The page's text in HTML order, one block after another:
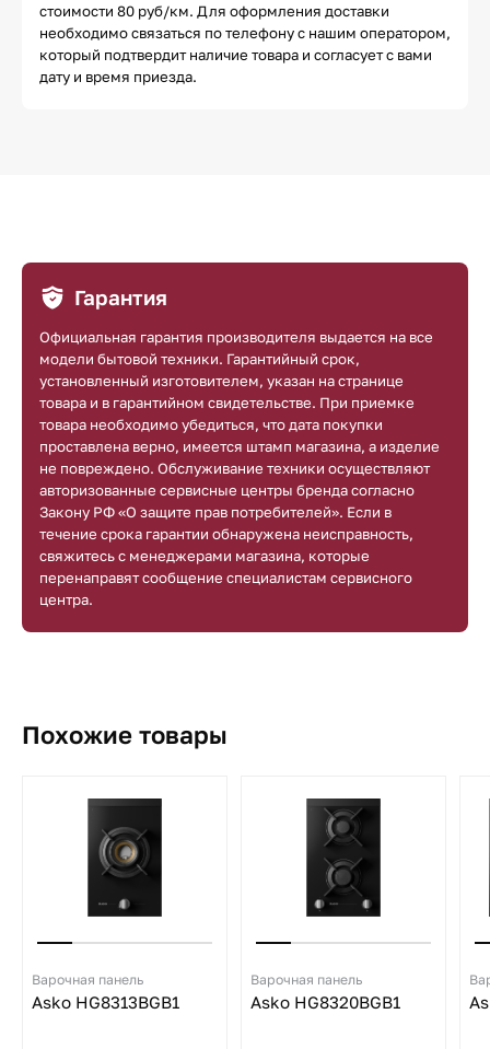
стоимости 80 руб/км. Для оформления доставки
необходимо связаться по телефону с нашим оператором,
который подтвердит наличие товара и согласует с вами
дату и время приезда.
Гарантия
Официальная гарантия производителя выдается на все
модели бытовой техники. Гарантийный срок,
установленный изготовителем, указан на странице
товара и в гарантийном свидетельстве. При приемке
товара необходимо убедиться, что дата покупки
проставлена верно, имеется штамп магазина, а изделие
не повреждено. Обслуживание техники осуществляют
авторизованные сервисные центры бренда согласно
Закону РФ «О защите прав потребителей». Если в
течение срока гарантии обнаружена неисправность,
свяжитесь с менеджерами магазина, которые
перенаправят сообщение специалистам сервисного
центра.
Похожие товары
Варочная панель
Asko HG8313BGB1
Варочная панель
Asko HG8320BGB1